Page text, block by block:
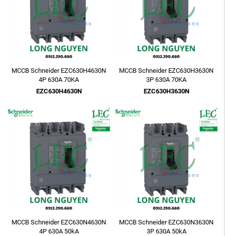
MCCB Schneider EZC630H4630N
4P 630A 70KA
EZC630H4630N
MCCB Schneider EZC630H3630N
3P 630A 70KA
EZC630H3630N
MCCB Schneider EZC630N4630N
4P 630A 50kA
MCCB Schneider EZC630N3630N
3P 630A 50kA